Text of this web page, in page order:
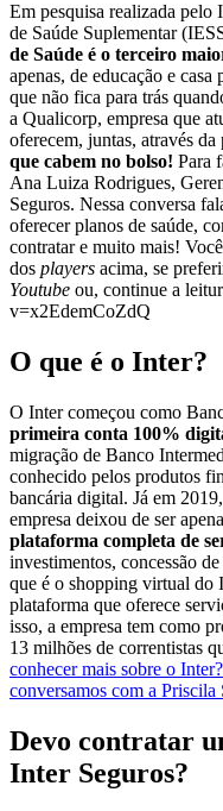
Em pesquisa realizada
de Saúde Suplementar
de Saúde é o terceiro
apenas, de educação e
que não fica para trás
a Qualicorp, empresa que
oferecem, juntas, através
que cabem no bolso! Para
Ana Luiza Rodrigues,
Seguros. Nessa conversa
oferecer planos de saúde,
contratar e muito mais!
dos players acima, se
Youtube ou, continue a
v=x2EdemCoZdQ
O que é o Inter?
O Inter começou como
primeira conta 100%
migração de Banco
conhecido pelos produtos
bancária digital. Já em
empresa deixou de ser
plataforma completa de
investimentos, concessão
que é o shopping virtual do
plataforma que oferece
isso, a empresa tem como
13 milhões de correntistas
conhecer mais sobre o
conversamos com a
Devo contratar
Inter Seguros?